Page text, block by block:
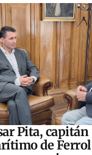
Pita, capitán
de